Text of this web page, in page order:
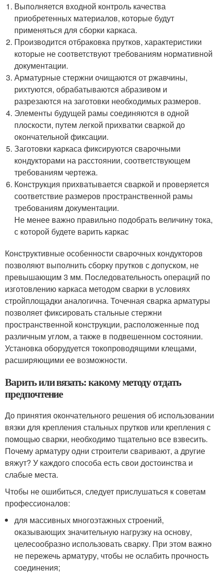
Выполняется входной контроль качества
приобретенных материалов, которые будут
применяться для сборки каркаса.
Производится отбраковка прутков, характеристики
которые не соответствуют требованиям нормативной
документации.
Арматурные стержни очищаются от ржавчины,
рихтуются, обрабатываются абразивом и
разрезаются на заготовки необходимых размеров.
Элементы будущей рамы соединяются в одной
плоскости, путем легкой прихватки сваркой до
окончательной фиксации.
Заготовки каркаса фиксируются сварочными
кондукторами на расстоянии, соответствующем
требованиям чертежа.
Конструкция прихватывается сваркой и проверяется
соответствие размеров пространственной рамы
требованиям документации.
Не менее важно правильно подобрать величину тока,
с которой будете варить каркас
Конструктивные особенности сварочных кондукторов
позволяют выполнить сборку прутков с допуском, не
превышающим 3 мм. Последовательность операций по
изготовлению каркаса методом сварки в условиях
стройплощадки аналогична. Точечная сварка арматуры
позволяет фиксировать стальные стержни
пространственной конструкции, расположенные под
различным углом, а также в подвешенном состоянии.
Установка оборудуется токопроводящими клещами,
расширяющими ее возможности.
Варить или вязать: какому методу отдать
предпочтение
До принятия окончательного решения об использовании
вязки для крепления стальных прутков или крепления с
помощью сварки, необходимо тщательно все взвесить.
Почему арматуру одни строители сваривают, а другие
вяжут? У каждого способа есть свои достоинства и
слабые места.
Чтобы не ошибиться, следует прислушаться к советам
профессионалов:
для массивных многоэтажных строений,
оказывающих значительную нагрузку на основу,
целесообразно использовать сварку. При этом важно
не пережечь арматуру, чтобы не ослабить прочность
соединения;